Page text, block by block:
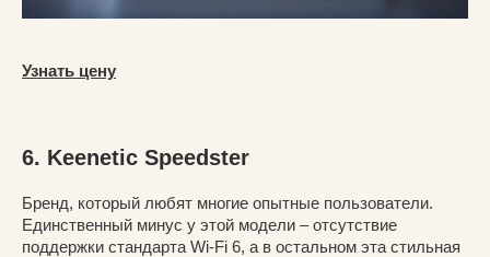
Узнать цену
6. Keenetic Speedster
Бренд, который любят многие опытные пользователи.
Единственный минус у этой модели – отсутствие
поддержки стандарта Wi-Fi 6, а в остальном эта стильная